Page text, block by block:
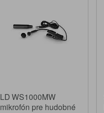
LD WS1000MW
mikrofón pre hudobné